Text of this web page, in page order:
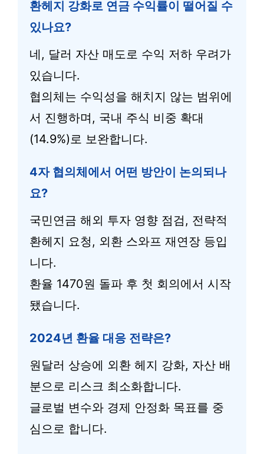
환헤지 강화로 연금 수익률이 떨어질 수
있나요?
네, 달러 자산 매도로 수익 저하 우려가
있습니다.
협의체는 수익성을 해치지 않는 범위에
서 진행하며, 국내 주식 비중 확대
(14.9%)로 보완합니다.
4자 협의체에서 어떤 방안이 논의되나
요?
국민연금 해외 투자 영향 점검, 전략적
환헤지 요청, 외환 스와프 재연장 등입
니다.
환율 1470원 돌파 후 첫 회의에서 시작
됐습니다.
2024년 환율 대응 전략은?
원달러 상승에 외환 헤지 강화, 자산 배
분으로 리스크 최소화합니다.
글로벌 변수와 경제 안정화 목표를 중
심으로 합니다.